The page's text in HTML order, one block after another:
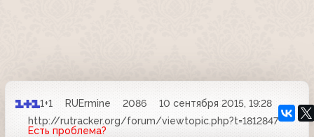
1+1 RUErmine 2086
10 сентября 2015, 19:28
http://rutracker.org/forum/viewtopic.php?t=1812847
Есть проблема?